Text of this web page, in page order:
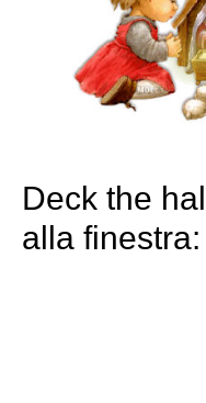
Deck the
alla